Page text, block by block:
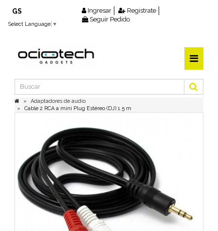
GS
Select Language ▼
Ingresar
Registrate
Seguir Pedido
Adaptadores de audio
Cable 2 RCA a mini Plug Estéreo (DJ) 1.5 m